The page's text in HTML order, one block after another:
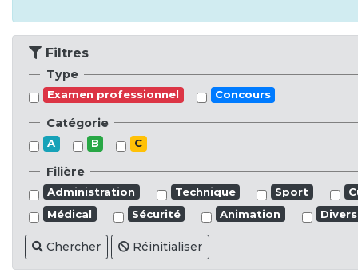
Filtres
Type
Examen professionnel Concours
Catégorie
A B C
Filière
Administration Technique Sport
Médical
Sécurité Animation Divers
Chercher Réinitialiser